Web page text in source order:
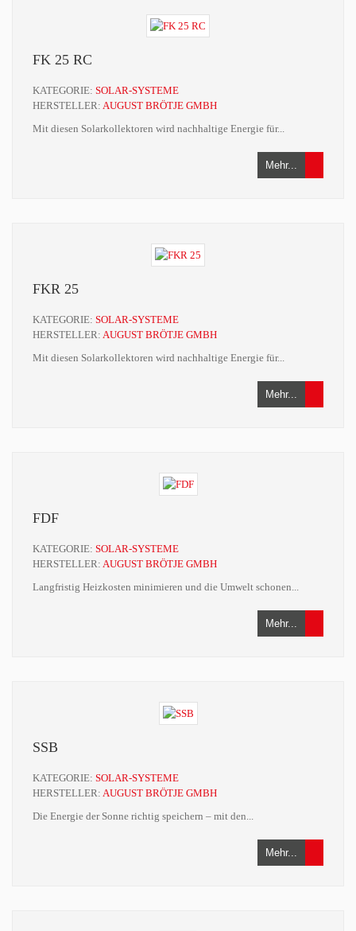
FK 25 RC
KATEGORIE: SOLAR-SYSTEME
HERSTELLER: AUGUST BRÖTJE GMBH
Mit diesen Solarkollektoren wird nachhaltige Energie für...
Mehr...
FKR 25
KATEGORIE: SOLAR-SYSTEME
HERSTELLER: AUGUST BRÖTJE GMBH
Mit diesen Solarkollektoren wird nachhaltige Energie für...
Mehr...
FDF
KATEGORIE: SOLAR-SYSTEME
HERSTELLER: AUGUST BRÖTJE GMBH
Langfristig Heizkosten minimieren und die Umwelt schonen...
Mehr...
SSB
KATEGORIE: SOLAR-SYSTEME
HERSTELLER: AUGUST BRÖTJE GMBH
Die Energie der Sonne richtig speichern – mit den...
Mehr...